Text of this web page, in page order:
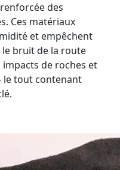
des
Ces matériaux
et empêchent
le bruit de la route
de roches et
tout contenant